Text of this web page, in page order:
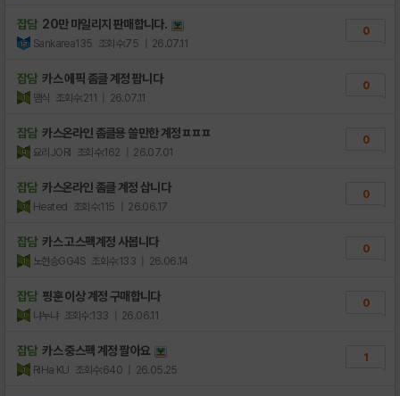
잡담 20만 마일리지 판매합니다.
Sankarea135 조회수:75 | 26.07.11
0
잡담 카스 에픽 좀클 계정 팝니다
땜식 조회수:211 | 26.07.11
0
잡담 카스온라인 좀클용 쓸만한 계정ㅍㅍㅍ
요리JORI 조회수:162 | 26.07.01
0
잡담 카스온라인 좀클 계정 삽니다
Heated 조회수:115 | 26.06.17
0
잡담 카스 고스펙계정 사봅니다
노현승GG4S 조회수:133 | 26.06.14
0
잡담 핑훈 이상 계정 구매합니다
냐누냐 조회수:133 | 26.06.11
0
잡담 카스 중스펙 계정 팔아요
RiHa KU 조회수:640 | 26.05.25
1